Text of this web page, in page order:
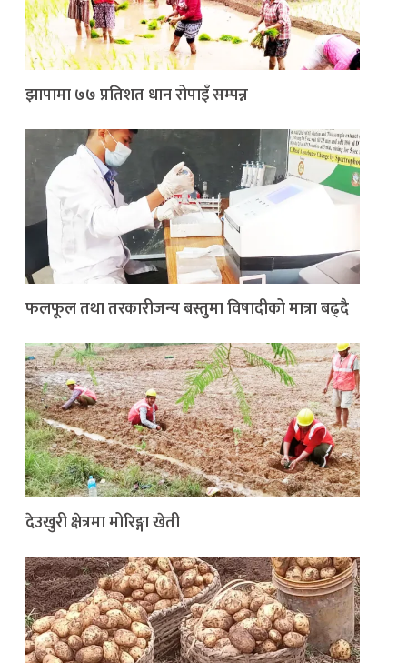
झापामा ७७ प्रतिशत धान रोपाइँ सम्पन्न
फलफूल तथा तरकारीजन्य बस्तुमा विषादीको मात्रा बढ्दै
देउखुरी क्षेत्रमा मोरिङ्गा खेती